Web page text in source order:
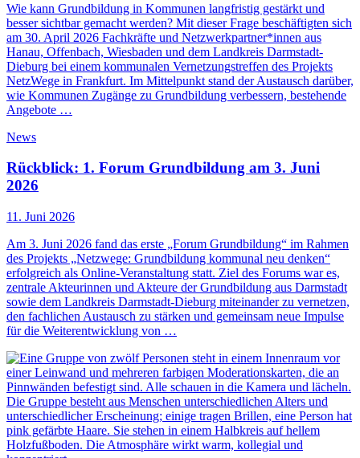
Wie kann Grundbildung in Kommunen langfristig gestärkt und
besser sichtbar gemacht werden? Mit dieser Frage beschäftigten sich
am 30. April 2026 Fachkräfte und Netzwerkpartner*innen aus
Hanau, Offenbach, Wiesbaden und dem Landkreis Darmstadt-
Dieburg bei einem kommunalen Vernetzungstreffen des Projekts
NetzWege in Frankfurt. Im Mittelpunkt stand der Austausch darüber,
wie Kommunen Zugänge zu Grundbildung verbessern, bestehende
Angebote …
News
Rückblick: 1. Forum Grundbildung am 3. Juni
2026
11. Juni 2026
Am 3. Juni 2026 fand das erste „Forum Grundbildung“ im Rahmen
des Projekts „Netzwege: Grundbildung kommunal neu denken“
erfolgreich als Online-Veranstaltung statt. Ziel des Forums war es,
zentrale Akteurinnen und Akteure der Grundbildung aus Darmstadt
sowie dem Landkreis Darmstadt-Dieburg miteinander zu vernetzen,
den fachlichen Austausch zu stärken und gemeinsam neue Impulse
für die Weiterentwicklung von …